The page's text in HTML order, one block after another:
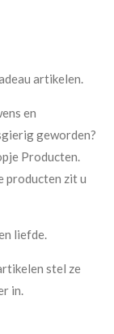
artikelen.
en
geworden?
Producten.
producten zit u
liefde.
stel ze
in.